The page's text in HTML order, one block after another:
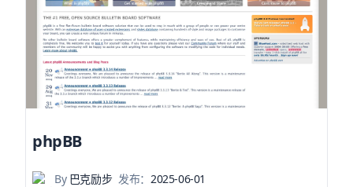
phpBB
By巴克励步 发布： 2025-06-01